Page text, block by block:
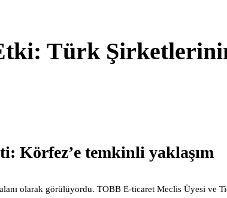
Etki: Türk
Körfez’e temkinli yaklaşım
olarak görülüyordu. TOBB E-ticaret Meclis Üyesi ve